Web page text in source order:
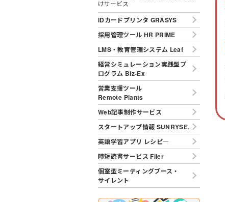
けサービス
IDカードプリンタ GRASYS
採用管理ツール HR PRIME
LMS・教育管理システム Leaf
経営シミュレーション実践型プ
ログラム Biz-Ex
営業支援ツール
Remote Plants
Web記事制作サービス
スタートアップ情報 SUNRYSE.
英語学習アプリ レシピ―
時短読書サービス Flier
個室型ミーティングブース・
サイレント